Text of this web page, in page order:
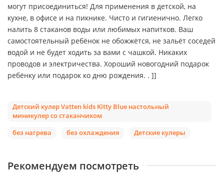
могут присоединиться! Для применения в детской, на
кухне, в офисе и на пикнике. Чисто и гигиенично. Легко
налить 8 стаканов воды или любимых напитков. Ваш
самостоятельный ребёнок не обожжётся, не зальёт соседей
водой и не будет ходить за вами с чашкой. Никаких
проводов и электричества. Хороший новогодний подарок
ребёнку или подарок ко дню рождения. . ]]
Детский кулер Vatten kids Kitty Blue настольный
миникулер со стаканчиком
без нагрева
без охлаждения Детские кулеры
Рекомендуем посмотреть